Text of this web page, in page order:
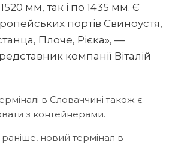
мм, так і по 1435 мм. Є
портів Свиноустя,
Плоче, Рієка», —
компанії Віталій
в Словаччині також є
з контейнерами.
новий термінал в